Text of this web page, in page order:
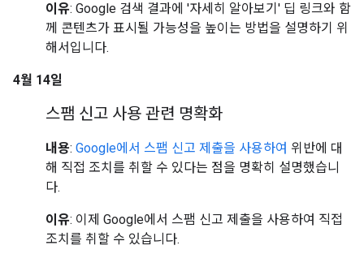
이유: Google 검색 결과에 '자세히 알아보기' 딥 링크와 함
께 콘텐츠가 표시될 가능성을 높이는 방법을 설명하기 위
해서입니다.
4월 14일
스팸 신고 사용 관련 명확화
내용: Google에서 스팸 신고 제출을 사용하여 위반에 대
해 직접 조치를 취할 수 있다는 점을 명확히 설명했습니
다.
이유: 이제 Google에서 스팸 신고 제출을 사용하여 직접
조치를 취할 수 있습니다.